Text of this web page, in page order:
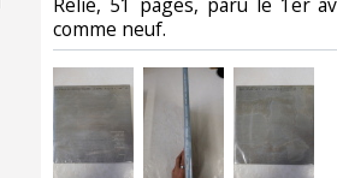
comme neuf.‎